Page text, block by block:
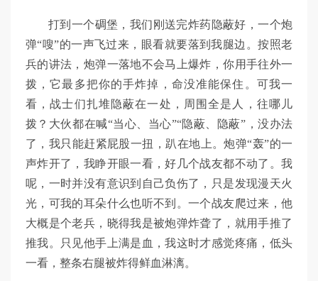
打到一个碉堡，我们刚送完炸药隐蔽好，一个炮
弹“嗖”的一声飞过来，眼看就要落到我腿边。按照老
兵的讲法，炮弹一落地不会马上爆炸，你用手往外一
拨，它最多把你的手炸掉，命没准能保住。可我一
看，战士们扎堆隐蔽在一处，周围全是人，往哪儿
拨？大伙都在喊“当心、当心”“隐蔽、隐蔽”，没办法
了，我只能赶紧屁股一扭，趴在地上。炮弹“轰”的一
声炸开了，我睁开眼一看，好几个战友都不动了。我
呢，一时并没有意识到自己负伤了，只是发现漫天火
光，可我的耳朵什么也听不到。一个战友爬过来，他
大概是个老兵，晓得我是被炮弹炸聋了，就用手推了
推我。只见他手上满是血，我这时才感觉疼痛，低头
一看，整条右腿被炸得鲜血淋漓。